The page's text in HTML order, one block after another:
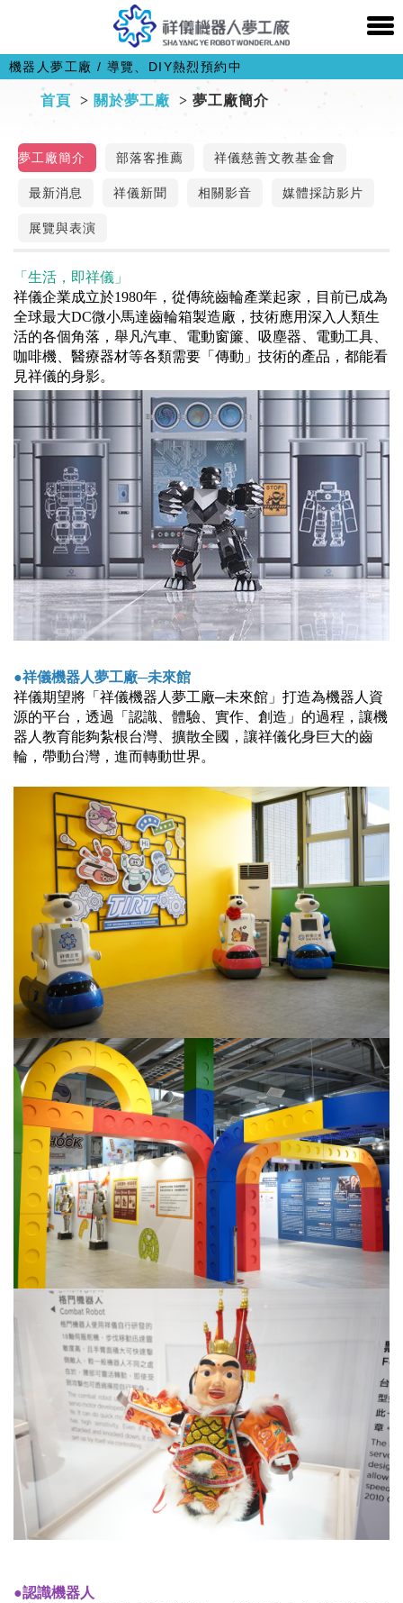
機器人夢工廠 / 導覽、DIY熱烈預約中
首頁 關於夢工廠 夢工廠簡介
夢工廠簡介 部落客推薦 祥儀慈善文教基金會
最新消息 祥儀新聞 相關影音 媒體採訪影片
展覽與表演
「生活，即祥儀」
祥儀企業成立於1980年，從傳統齒輪產業起家，目前已成為
全球最大DC微小馬達齒輪箱製造廠，技術應用深入人類生
活的各個角落，舉凡汽車、電動窗簾、吸塵器、電動工具、
咖啡機、醫療器材等各類需要「傳動」技術的產品，都能看
見祥儀的身影。
●祥儀機器人夢工廠─未來館
祥儀期望將「祥儀機器人夢工廠─未來館」打造為機器人資
源的平台，透過「認識、體驗、實作、創造」的過程，讓機
器人教育能夠紮根台灣、擴散全國，讓祥儀化身巨大的齒
輪，帶動台灣，進而轉動世界。
●認識機器人